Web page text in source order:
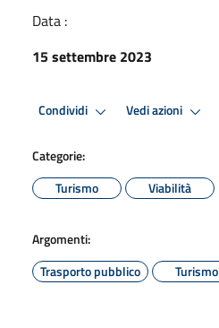
Data :
15 settembre 2023
Condividi Vedi azioni
Categorie:
Turismo
Viabilità
Argomenti:
Trasporto pubblico
Turismo